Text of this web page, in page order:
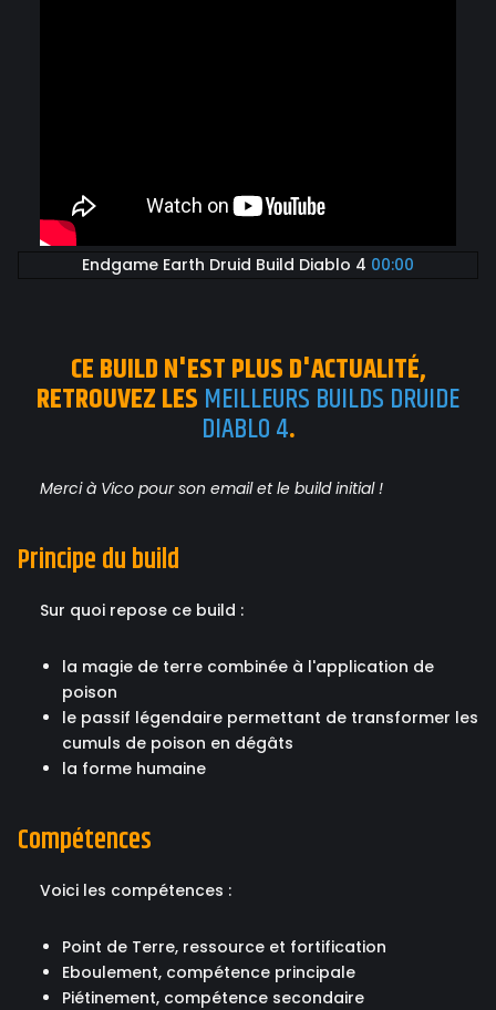
Endgame Earth Druid Build Diablo 4 00:00
CE BUILD N'EST PLUS D'ACTUALITÉ,
RETROUVEZ LES MEILLEURS BUILDS DRUIDE
DIABLO 4.
Merci à Vico pour son email et le build initial !
Principe du build
Sur quoi repose ce build :
la magie de terre combinée à l'application de
poison
le passif légendaire permettant de transformer les
cumuls de poison en dégâts
la forme humaine
Compétences
Voici les compétences :
Point de Terre, ressource et fortification
Eboulement, compétence principale
Piétinement, compétence secondaire